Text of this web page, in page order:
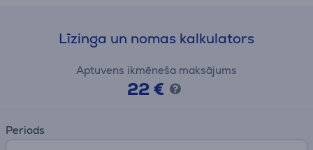
Līzinga un nomas kalkulators
Aptuvens ikmēneša maksājums
22 €
Periods